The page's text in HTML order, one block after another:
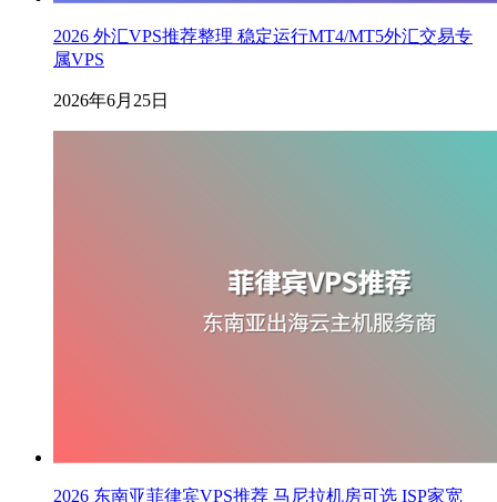
2026 外汇VPS推荐整理 稳定运行MT4/MT5外汇交易专
属VPS
2026年6月25日
2026 东南亚菲律宾VPS推荐 马尼拉机房可选 ISP家宽